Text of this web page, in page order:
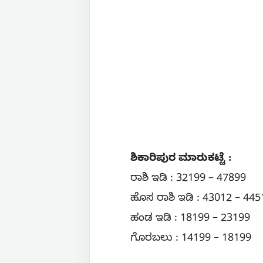
ಶಿಕಾರಿಪುರ ಮಾರುಕಟ್ಟೆ :
ರಾಶಿ ಇಡಿ : 32199 – 47899
ಹೊಸ ರಾಶಿ ಇಡಿ : 43012 –
ಹಂಡ ಇಡಿ : 18199 – 23199
ಗೊರಬಲು : 14199 – 18199